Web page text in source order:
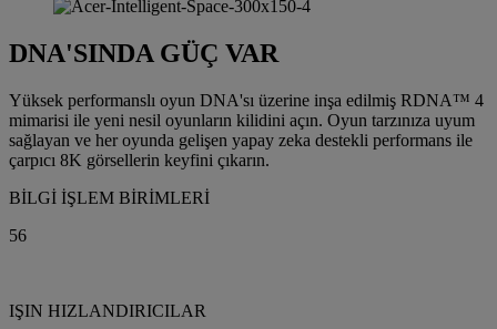
DNA'SINDA GÜÇ VAR
Yüksek performanslı oyun DNA'sı üzerine inşa edilmiş RDNA™ 4
mimarisi ile yeni nesil oyunların kilidini açın. Oyun tarzınıza uyum
sağlayan ve her oyunda gelişen yapay zeka destekli performans ile
çarpıcı 8K görsellerin keyfini çıkarın.
BİLGİ İŞLEM BİRİMLERİ
56
IŞIN HIZLANDIRICILAR